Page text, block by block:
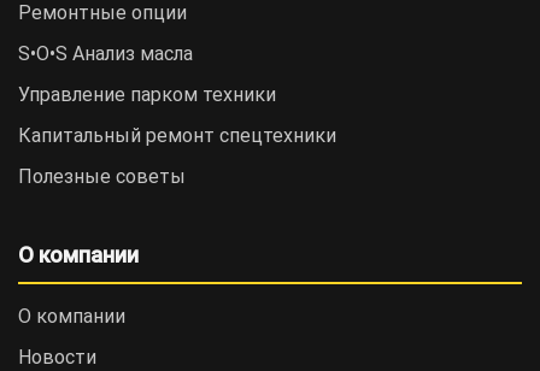
Ремонтные опции
S•O•S Анализ масла
Управление парком техники
Капитальный ремонт спецтехники
Полезные советы
О компании
О компании
Новости